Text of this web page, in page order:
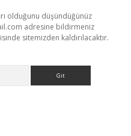
olduğunu düşündüğünüz
adresine bildirmeniz
sitemizden kaldırılacaktır.